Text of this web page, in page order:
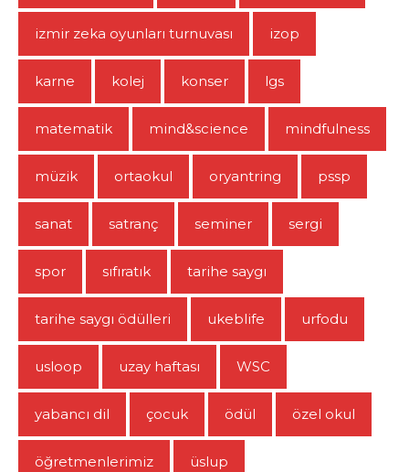
izmir zeka oyunları turnuvası izop
karne kolej konser lgs
matematik mind&science mindfulness
müzik ortaokul oryantring pssp
sanat satranç seminer sergi
spor sıfıratık tarihe saygı
tarihe saygı ödülleri ukeblife urfodu
usloop uzay haftası WSC
yabancı dil çocuk ödül özel okul
öğretmenlerimiz üslup